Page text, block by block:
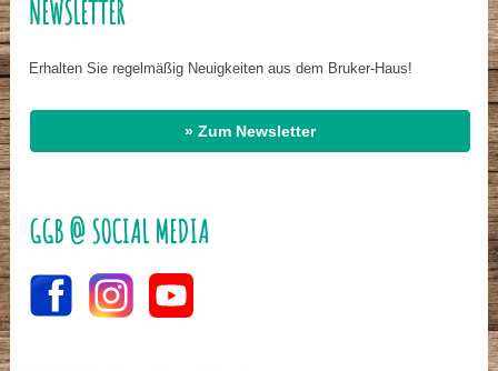
NEWSLETTER
Erhalten Sie regelmäßig Neuigkeiten aus dem Bruker-Haus!
» Zum Newsletter
GGB @ SOCIAL MEDIA